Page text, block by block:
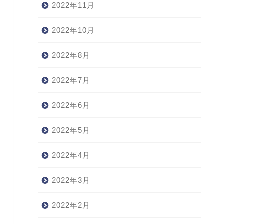
2022年11月
2022年10月
2022年8月
2022年7月
2022年6月
2022年5月
2022年4月
2022年3月
2022年2月